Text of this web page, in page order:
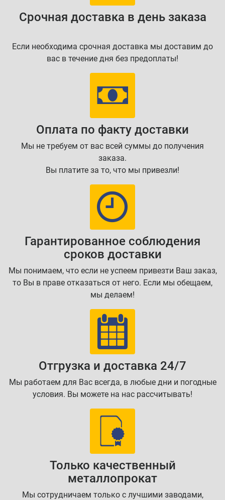
Срочная доставка в день заказа
Если необходима срочная доставка мы доставим до
вас в течение дня без предоплаты!
Оплата по факту доставки
Мы не требуем от вас всей суммы до получения
заказа.
Вы платите за то, что мы привезли!
Гарантированное соблюдения
сроков доставки
Мы понимаем, что если не успеем привезти Ваш заказ,
то Вы в праве отказаться от него. Если мы обещаем,
мы делаем!
Отгрузка и доставка 24/7
Мы работаем для Вас всегда, в любые дни и погодные
условия. Вы можете на нас рассчитывать!
Только качественный
металлопрокат
Мы сотрудничаем только с лучшими заводами,